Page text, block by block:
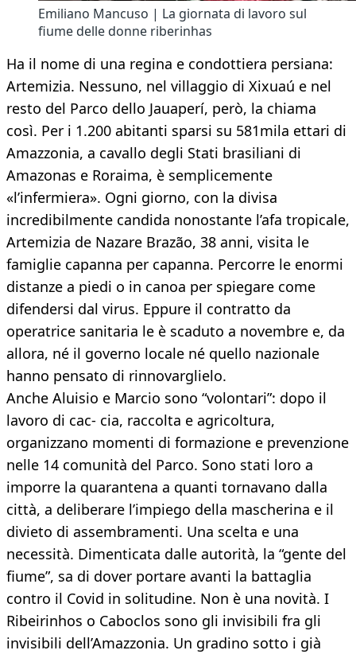
Emiliano Mancuso | La giornata di lavoro sul
fiume delle donne riberinhas
Ha il nome di una regina e condottiera persiana:
Artemizia. Nessuno, nel villaggio di Xixuaú e nel
resto del Parco dello Jauaperí, però, la chiama
così. Per i 1.200 abitanti sparsi su 581mila ettari di
Amazzonia, a cavallo degli Stati brasiliani di
Amazonas e Roraima, è semplicemente
«l’infermiera». Ogni giorno, con la divisa
incredibilmente candida nonostante l’afa tropicale,
Artemizia de Nazare Brazão, 38 anni, visita le
famiglie capanna per capanna. Percorre le enormi
distanze a piedi o in canoa per spiegare come
difendersi dal virus. Eppure il contratto da
operatrice sanitaria le è scaduto a novembre e, da
allora, né il governo locale né quello nazionale
hanno pensato di rinnovarglielo.
Anche Aluisio e Marcio sono “volontari”: dopo il
lavoro di cac- cia, raccolta e agricoltura,
organizzano momenti di formazione e prevenzione
nelle 14 comunità del Parco. Sono stati loro a
imporre la quarantena a quanti tornavano dalla
città, a deliberare l’impiego della mascherina e il
divieto di assembramenti. Una scelta e una
necessità. Dimenticata dalle autorità, la “gente del
fiume”, sa di dover portare avanti la battaglia
contro il Covid in solitudine. Non è una novità. I
Ribeirinhos o Caboclos sono gli invisibili fra gli
invisibili dell’Amazzonia. Un gradino sotto i già